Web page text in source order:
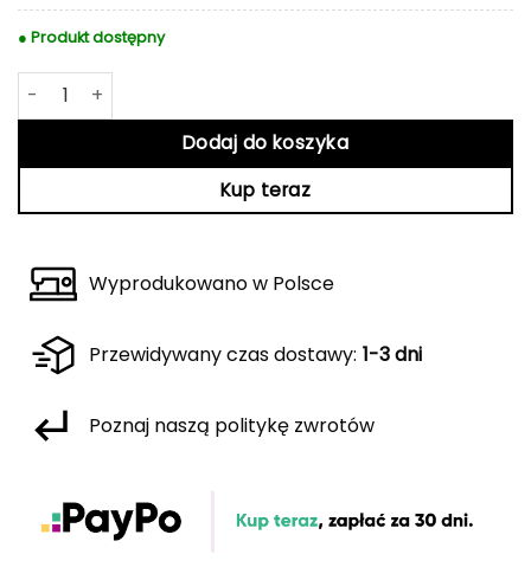
● Produkt dostępny
ilość Żółty top Lila
Dodaj do koszyka
Kup teraz
Wyprodukowano w Polsce
Przewidywany czas dostawy: 1-3 dni
Poznaj naszą politykę zwrotów